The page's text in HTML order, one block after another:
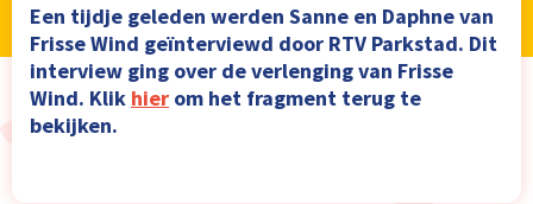
Een tijdje geleden werden Sanne en Daphne van
Frisse Wind geïnterviewd door RTV Parkstad. Dit
interview ging over de verlenging van Frisse
Wind. Klik hier om het fragment terug te
bekijken.